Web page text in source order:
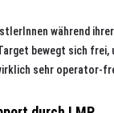
während
bewegt sich
sehr operator-